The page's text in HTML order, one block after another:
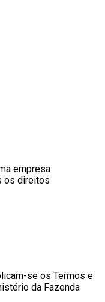
empresa
os direitos
se os Termos e
da Fazenda